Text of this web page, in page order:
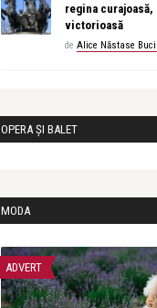
regina curajoasă,
victorioasă
de Alice Năstase
OPERA ȘI BALET
MODA
ADVERT